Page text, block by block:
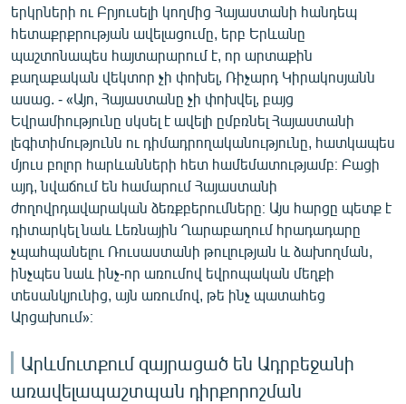
երկրների ու Բրյուսելի կողմից Հայաստանի հանդեպ
հետաքրքրության ավելացումը, երբ Երևանը
պաշտոնապես հայտարարում է, որ արտաքին
քաղաքական վեկտոր չի փոխել, Ռիչարդ Կիրակոսյանն
ասաց. - «Այո, Հայաստանը չի փոխվել, բայց
Եվրամիությունը սկսել է ավելի ըմբռնել Հայաստանի
լեգիտիմությունն ու դիմադրողականությունը, հատկապես
մյուս բոլոր հարևանների հետ համեմատությամբ։ Բացի
այդ, նվաճում են համարում Հայաստանի
ժողովրդավարական ձեռքբերումները։ Այս հարցը պետք է
դիտարկել նաև Լեռնային Ղարաբաղում հրադադարը
չպահպանելու Ռուսաստանի թուլության և ձախողման,
ինչպես նաև ինչ-որ առումով եվրոպական մեղքի
տեսանկյունից, այն առումով, թե ինչ պատահեց
Արցախում»։
Արևմուտքում զայրացած են Ադրբեջանի
առավելապաշտպան դիրքորոշման